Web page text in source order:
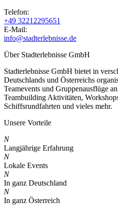
Telefon:
+49 32212295651
E-Mail:
info@stadterlebnisse.de
Über Stadterlebnisse GmbH
Stadterlebnisse GmbH bietet in
Deutschlands und Österreichs
Teamevents und Gruppenausflüge
Teambuilding Aktivitäten,
Schiffsrundfahrten und vieles mehr.
Unsere Vorteile
N
Langjährige Erfahrung
N
Lokale Events
N
In ganz Deutschland
N
In ganz Österreich